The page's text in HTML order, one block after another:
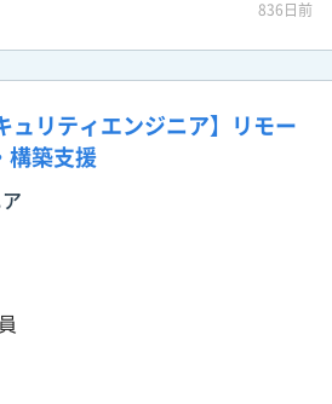
836日前
ュリティエンジニア】リモー
構築支援